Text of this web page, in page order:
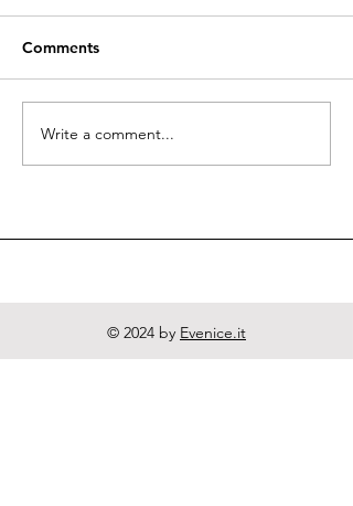
Quodlibeta Cartesiana
Comments
Write a comment...
© 2024 by Evenice.it